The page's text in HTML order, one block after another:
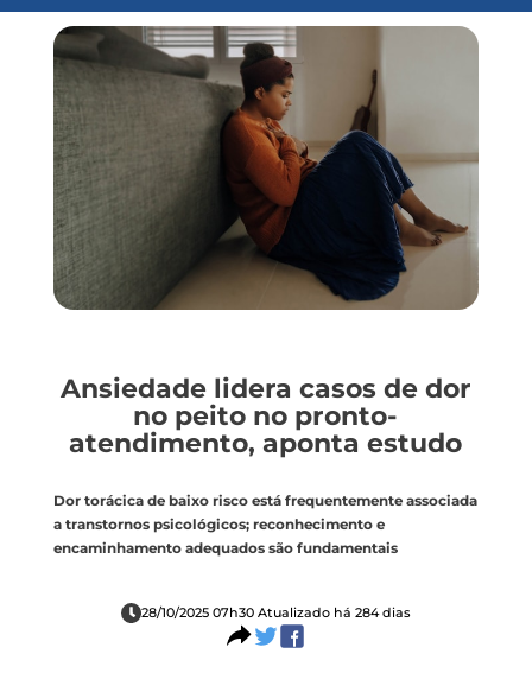
Ansiedade lidera casos de dor
no peito no pronto-
atendimento, aponta estudo
Dor torácica de baixo risco está frequentemente associada
a transtornos psicológicos; reconhecimento e
encaminhamento adequados são fundamentais
28/10/2025 07h30 Atualizado há 284 dias